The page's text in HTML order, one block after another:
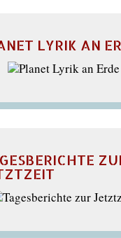
LYRIK AN